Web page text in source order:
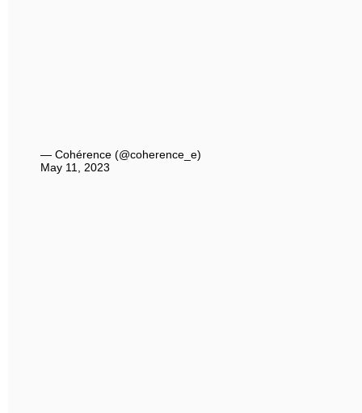
— Cohérence (@coherence_e)
May 11, 2023